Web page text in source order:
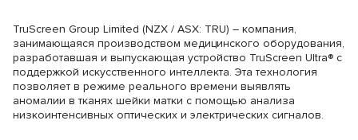
TruScreen Group Limited (NZX / ASX: TRU) – компания,
занимающаяся производством медицинского оборудования,
разработавшая и выпускающая устройство TruScreen Ultra® с
поддержкой искусственного интеллекта. Эта технология
позволяет в режиме реального времени выявлять
аномалии в тканях шейки матки с помощью анализа
низкоинтенсивных оптических и электрических сигналов.